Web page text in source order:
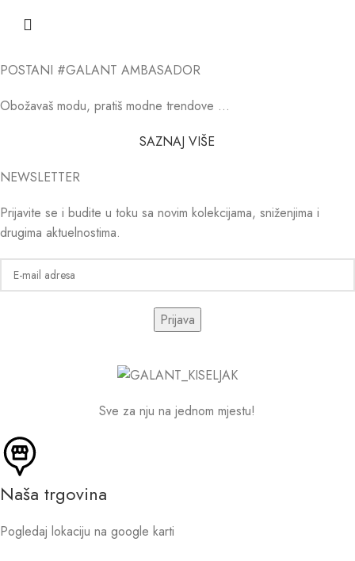
POSTANI #GALANT AMBASADOR
Obožavaš modu, pratiš modne trendove …
SAZNAJ VIŠE
NEWSLETTER
Prijavite se i budite u toku sa novim kolekcijama, sniženjima i
drugima aktuelnostima.
Sve za nju na jednom mjestu!
Naša trgovina
Pogledaj lokaciju na google karti